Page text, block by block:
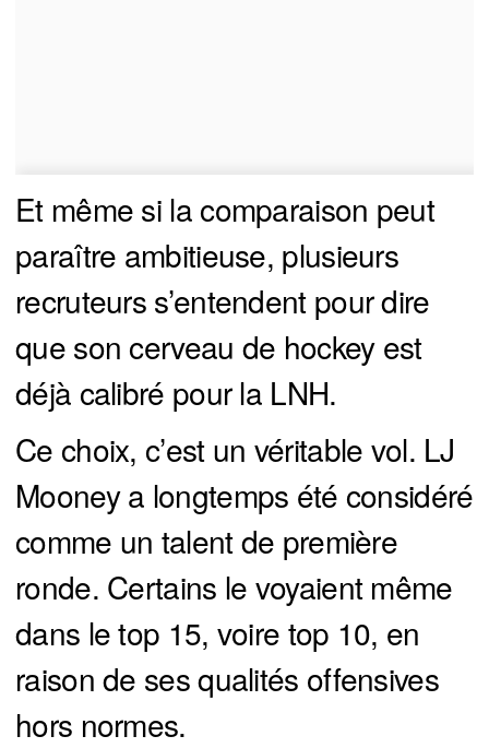
Et même si la comparaison peut
paraître ambitieuse, plusieurs
recruteurs s’entendent pour dire
que son cerveau de hockey est
déjà calibré pour la LNH.
Ce choix, c’est un véritable vol. LJ
Mooney a longtemps été considéré
comme un talent de première
ronde. Certains le voyaient même
dans le top 15, voire top 10, en
raison de ses qualités offensives
hors normes.